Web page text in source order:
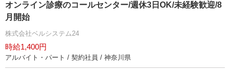
オンライン診療のコールセンター/週休3日OK/未経験歓迎/8
月開始
株式会社ベルシステム24
時給1,400円
アルバイト・パート / 契約社員 / 神奈川県